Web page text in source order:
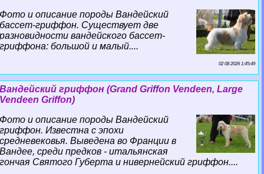
Фото и описание породы Вандейский
бассет-гриффон. Существует две
разновидности вандейского бассет-
гриффона: большой и малый....
02 08 2026 1:45:49
Вандейский гриффон (Grand Griffon Vendeen, Large
Vendeen Griffon)
Фото и описание породы Вандейский
гриффон. Известна с эпохи
средневековья. Выведена во Франции в
Вандее, среди предков - итальянская
гончая Святого Губерта и нивернейский гриффон....